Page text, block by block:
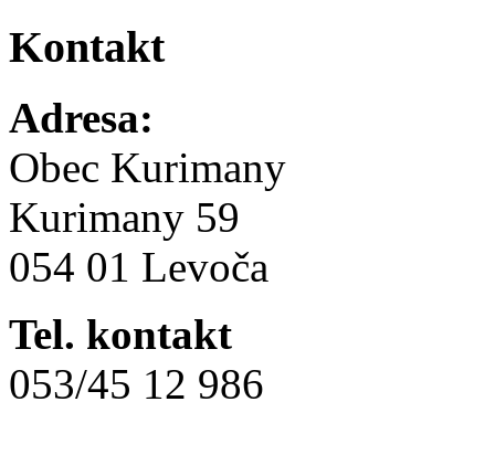
Kontakt
Adresa:
Obec Kurimany
Kurimany 59
054 01 Levoča
Tel. kontakt
053/45 12 986